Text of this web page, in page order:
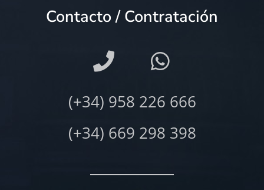
Contacto / Contratación
(+34) 958 226 666
(+34) 669 298 398